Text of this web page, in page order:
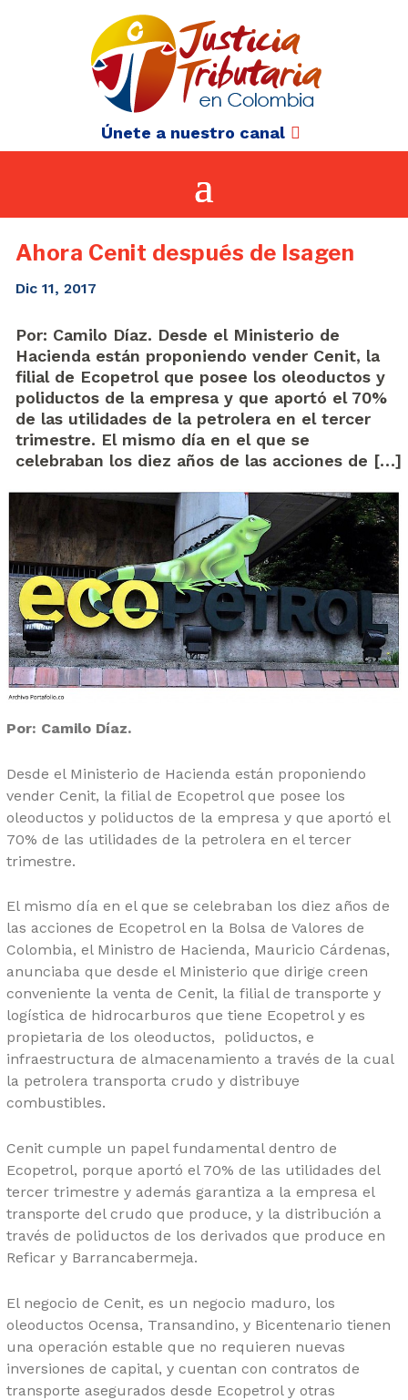
Únete a nuestro canal
Ahora Cenit después de Isagen
Dic 11, 2017
Por: Camilo Díaz. Desde el Ministerio de
Hacienda están proponiendo vender Cenit, la
filial de Ecopetrol que posee los oleoductos y
poliductos de la empresa y que aportó el 70%
de las utilidades de la petrolera en el tercer
trimestre. El mismo día en el que se
celebraban los diez años de las acciones de […]
Por: Camilo Díaz.
Desde el Ministerio de Hacienda están proponiendo
vender Cenit, la filial de Ecopetrol que posee los
oleoductos y poliductos de la empresa y que aportó el
70% de las utilidades de la petrolera en el tercer
trimestre.
El mismo día en el que se celebraban los diez años de
las acciones de Ecopetrol en la Bolsa de Valores de
Colombia, el Ministro de Hacienda, Mauricio Cárdenas,
anunciaba que desde el Ministerio que dirige creen
conveniente la venta de Cenit, la filial de transporte y
logística de hidrocarburos que tiene Ecopetrol y es
propietaria de los oleoductos, poliductos, e
infraestructura de almacenamiento a través de la cual
la petrolera transporta crudo y distribuye
combustibles.
Cenit cumple un papel fundamental dentro de
Ecopetrol, porque aportó el 70% de las utilidades del
tercer trimestre y además garantiza a la empresa el
transporte del crudo que produce, y la distribución a
través de poliductos de los derivados que produce en
Reficar y Barrancabermeja.
El negocio de Cenit, es un negocio maduro, los
oleoductos Ocensa, Transandino, y Bicentenario tienen
una operación estable que no requieren nuevas
inversiones de capital, y cuentan con contratos de
transporte asegurados desde Ecopetrol y otras